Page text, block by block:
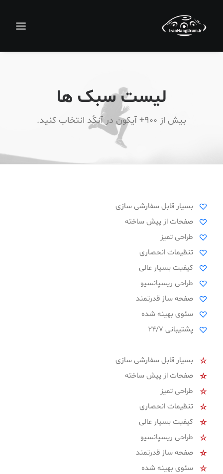
لیست سبک ها
بیش از 900+ آیکون در آنکُد انتخاب کنید.
بسیار قابل سفارشی سازی
صفحات از پیش ساخته
طراحی تمیز
تنظیمات انحصاری
کیفیت بسیار عالی
طراحی ریسپانسیو
صفحه ساز قدرتمند
سئوی بهینه شده
پشتیبانی 24/7
بسیار قابل سفارشی سازی
صفحات از پیش ساخته
طراحی تمیز
تنظیمات انحصاری
کیفیت بسیار عالی
طراحی ریسپانسیو
صفحه ساز قدرتمند
سئوی بهینه شده